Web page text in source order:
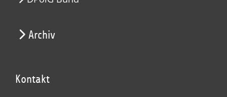
Archiv
Kontakt